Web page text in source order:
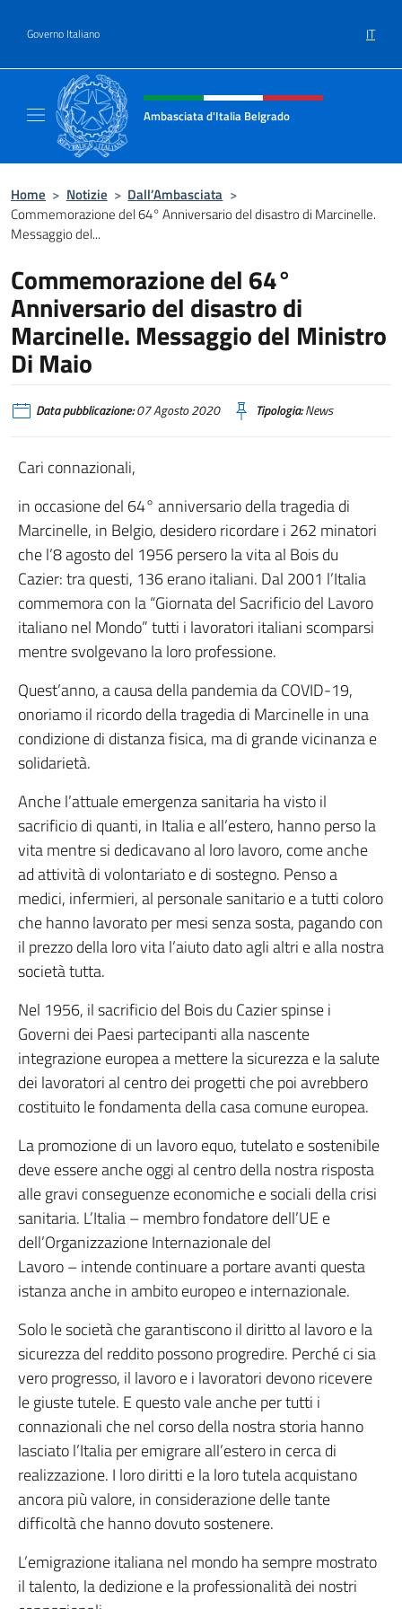
Governo Italiano IT
Intestazione sito, social e menù
Ambasciata d'Italia Belgrado
Home > Notizie > Dall’Ambasciata >
Commemorazione del 64° Anniversario del disastro di Marcinelle.
Messaggio del...
Commemorazione del 64°
Anniversario del disastro di
Marcinelle. Messaggio del Ministro
Di Maio
Data pubblicazione:07 Agosto 2020 Tipologia:News
Cari connazionali,
in occasione del 64° anniversario della tragedia di
Marcinelle, in Belgio, desidero ricordare i 262 minatori
che l’8 agosto del 1956 persero la vita al Bois du
Cazier: tra questi, 136 erano italiani. Dal 2001 l’Italia
commemora con la “Giornata del Sacrificio del Lavoro
italiano nel Mondo” tutti i lavoratori italiani scomparsi
mentre svolgevano la loro professione.
Quest’anno, a causa della pandemia da COVID-19,
onoriamo il ricordo della tragedia di Marcinelle in una
condizione di distanza fisica, ma di grande vicinanza e
solidarietà.
Anche l’attuale emergenza sanitaria ha visto il
sacrificio di quanti, in Italia e all’estero, hanno perso la
vita mentre si dedicavano al loro lavoro, come anche
ad attività di volontariato e di sostegno. Penso a
medici, infermieri, al personale sanitario e a tutti coloro
che hanno lavorato per mesi senza sosta, pagando con
il prezzo della loro vita l’aiuto dato agli altri e alla nostra
società tutta.
Nel 1956, il sacrificio del Bois du Cazier spinse i
Governi dei Paesi partecipanti alla nascente
integrazione europea a mettere la sicurezza e la salute
dei lavoratori al centro dei progetti che poi avrebbero
costituito le fondamenta della casa comune europea.
La promozione di un lavoro equo, tutelato e sostenibile
deve essere anche oggi al centro della nostra risposta
alle gravi conseguenze economiche e sociali della crisi
sanitaria. L’Italia – membro fondatore dell’UE e
dell’Organizzazione Internazionale del
Lavoro – intende continuare a portare avanti questa
istanza anche in ambito europeo e internazionale.
Solo le società che garantiscono il diritto al lavoro e la
sicurezza del reddito possono progredire. Perché ci sia
vero progresso, il lavoro e i lavoratori devono ricevere
le giuste tutele. E questo vale anche per tutti i
connazionali che nel corso della nostra storia hanno
lasciato l’Italia per emigrare all’estero in cerca di
realizzazione. I loro diritti e la loro tutela acquistano
ancora più valore, in considerazione delle tante
difficoltà che hanno dovuto sostenere.
L’emigrazione italiana nel mondo ha sempre mostrato
il talento, la dedizione e la professionalità dei nostri